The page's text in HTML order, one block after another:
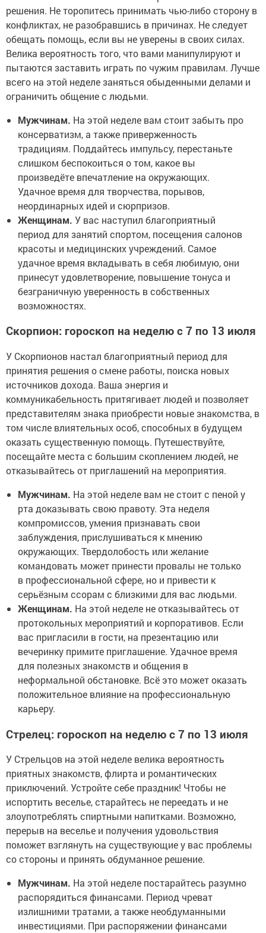
решения. Не торопитесь принимать чью-либо сторону в
конфликтах, не разобравшись в причинах. Не следует
обещать помощь, если вы не уверены в своих силах.
Велика вероятность того, что вами манипулируют и
пытаются заставить играть по чужим правилам. Лучше
всего на этой неделе заняться обыденными делами и
ограничить общение с людьми.
Мужчинам. На этой неделе вам стоит забыть про
консерватизм, а также приверженность
традициям. Поддайтесь импульсу, перестаньте
слишком беспокоиться о том, какое вы
произведёте впечатление на окружающих.
Удачное время для творчества, порывов,
неординарных идей и сюрпризов.
Женщинам. У вас наступил благоприятный
период для занятий спортом, посещения салонов
красоты и медицинских учреждений. Самое
удачное время вкладывать в себя любимую, они
принесут удовлетворение, повышение тонуса и
безграничную уверенность в собственных
возможностях.
Скорпион: гороскоп на неделю с 7 по 13 июля
У Скорпионов настал благоприятный период для
принятия решения о смене работы, поиска новых
источников дохода. Ваша энергия и
коммуникабельность притягивает людей и позволяет
представителям знака приобрести новые знакомства, в
том числе влиятельных особ, способных в будущем
оказать существенную помощь. Путешествуйте,
посещайте места с большим скоплением людей, не
отказывайтесь от приглашений на мероприятия.
Мужчинам. На этой неделе вам не стоит с пеной у
рта доказывать свою правоту. Эта неделя
компромиссов, умения признавать свои
заблуждения, прислушиваться к мнению
окружающих. Твердолобость или желание
командовать может принести провалы не только
в профессиональной сфере, но и привести к
серьёзным ссорам с близкими для вас людьми.
Женщинам. На этой неделе не отказывайтесь от
протокольных мероприятий и корпоративов. Если
вас пригласили в гости, на презентацию или
вечеринку примите приглашение. Удачное время
для полезных знакомств и общения в
неформальной обстановке. Всё это может оказать
положительное влияние на профессиональную
карьеру.
Стрелец: гороскоп на неделю с 7 по 13 июля
У Стрельцов на этой неделе велика вероятность
приятных знакомств, флирта и романтических
приключений. Устройте себе праздник! Чтобы не
испортить веселье, старайтесь не переедать и не
злоупотреблять спиртными напитками. Возможно,
перерыв на веселье и получения удовольствия
поможет взглянуть на существующие у вас проблемы
со стороны и принять обдуманное решение.
Мужчинам. На этой неделе постарайтесь разумно
распорядиться финансами. Период чреват
излишними тратами, а также необдуманными
инвестициями. При распоряжении финансами